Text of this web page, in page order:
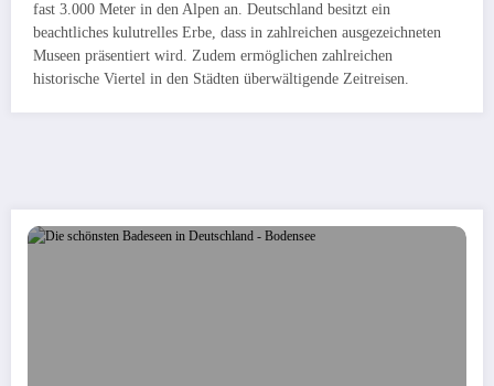
fast 3.000 Meter in den Alpen an. Deutschland besitzt ein
beachtliches kulutrelles Erbe, dass in zahlreichen ausgezeichneten
Museen präsentiert wird. Zudem ermöglichen zahlreichen
historische Viertel in den Städten überwältigende Zeitreisen.